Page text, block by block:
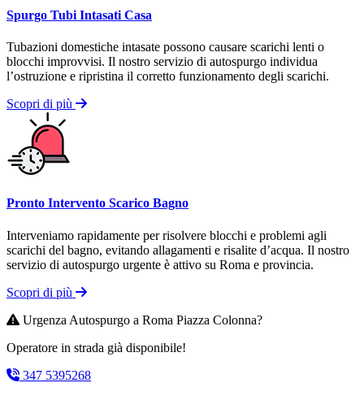
Spurgo Tubi Intasati Casa
Tubazioni domestiche intasate possono causare scarichi lenti o
blocchi improvvisi. Il nostro servizio di autospurgo individua
l’ostruzione e ripristina il corretto funzionamento degli scarichi.
Scopri di più
Pronto Intervento Scarico Bagno
Interveniamo rapidamente per risolvere blocchi e problemi agli
scarichi del bagno, evitando allagamenti e risalite d’acqua. Il nostro
servizio di autospurgo urgente è attivo su Roma e provincia.
Scopri di più
Urgenza Autospurgo a Roma Piazza Colonna?
Operatore in strada già disponibile!
347 5395268